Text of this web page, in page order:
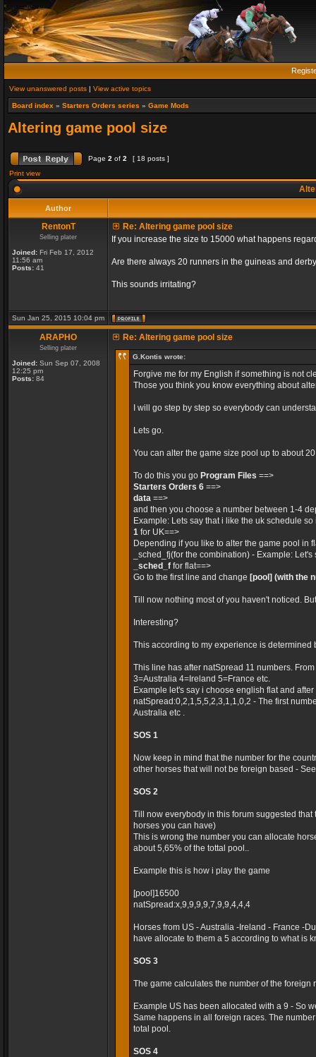
View unanswered posts | View active topics
Board index » Starters Orders series » Game Mods
Altering game pool size
Page 2 of 2
[ 18 posts ]
Print view
Author
RentonT
Selling plater
Joined: Fri Feb 17, 2012
11:56 am
Posts: 41
Re: Altering game pool size
If you increase the size to 15000 what happens
Are there always 20 runners in the guineas and
This sounds irritating?
Sun Jan 25, 2015 10:04 pm
ARAPHO
Selling plater
Joined: Sun Sep 07, 2008
12:25 pm
Posts: 84
Re: Altering game pool size
G.Kontis wrote:
Forgive me for my English if something is not
Those you think you know everything about
I will go step by step so everybody can
Lets go.
You can alter the game size pool up to about
To do this you go Program Files ==>
Starters Orders 6 ==>
data ==>
and then you choose a number between 1-4
Example: Lets say that i like the uk schedule so
1 for UK==>
Depending if you like to alter the game pool in
_sched_fj(for the combination) - Example:
_sched_f for flat==>
Go to the first line and change [pool] (with the
Till now nothing most of you haven't noticed.
Interesting?
This according to my experience is
This line has after natSpread 11 numbers.
3=Australia 4=Ireland 5=France etc.
Example let's say i choose english flat and
natSpread:0,2,1,5,5,2,3,1,1,0,2 - The first
Australia etc .
SOS 1
Now keep in mind that the number for the
other horses that will not be foreign based -
SOS 2
Till now everybody in this forum suggested
horses you can have)
This is wrong the number you can allocate
about 5,65% of the tottal pool..
Example this is how i play the game
[pool]16500
natSpread:x,9,9,9,9,7,9,9,4,4,4
Horses from US - Australia -Ireland - France -
have allocate to them a 5 according to what is
SOS 3
The game calculates the number of the foreign
Example US has been allocated with a 9 - So
Same happens in all foreign races. The
total pool.
SOS 4